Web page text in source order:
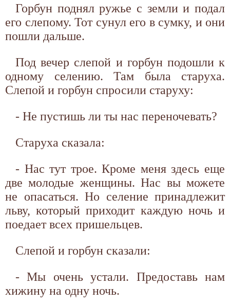
Горбун поднял ружье с земли и подал
его слепому. Тот сунул его в сумку, и они
пошли дальше.
Под вечер слепой и горбун подошли к
одному селению. Там была старуха.
Слепой и горбун спросили старуху:
- Не пустишь ли ты нас переночевать?
Старуха сказала:
- Нас тут трое. Кроме меня здесь еще
две молодые женщины. Нас вы можете
не опасаться. Но селение принадлежит
льву, который приходит каждую ночь и
поедает всех пришельцев.
Слепой и горбун сказали:
- Мы очень устали. Предоставь нам
хижину на одну ночь.